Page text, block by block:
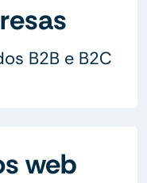
B2B e B2C
web